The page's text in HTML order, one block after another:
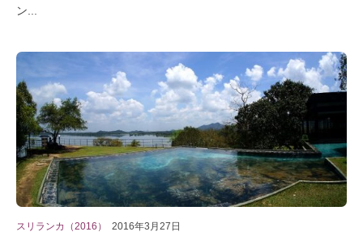
ン...
スリランカ（2016） 2016年3月27日